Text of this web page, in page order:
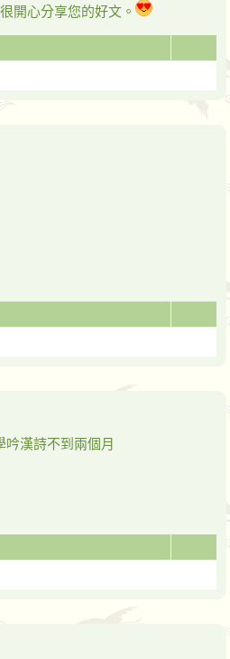
開心分享您的好文。
漢詩不到兩個月